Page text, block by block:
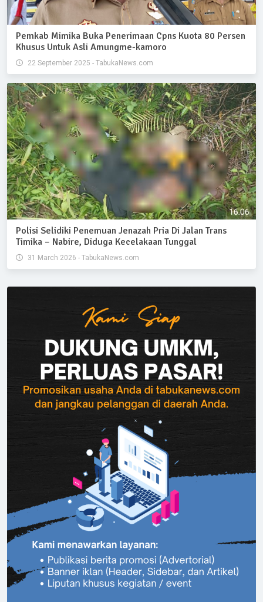
Pemkab Mimika Buka Penerimaan Cpns Kuota 80 Persen
Khusus Untuk Asli Amungme-kamoro
22 September 2025 - TabukaNews.com
Polisi Selidiki Penemuan Jenazah Pria Di Jalan Trans
Timika – Nabire, Diduga Kecelakaan Tunggal
31 March 2026 - TabukaNews.com